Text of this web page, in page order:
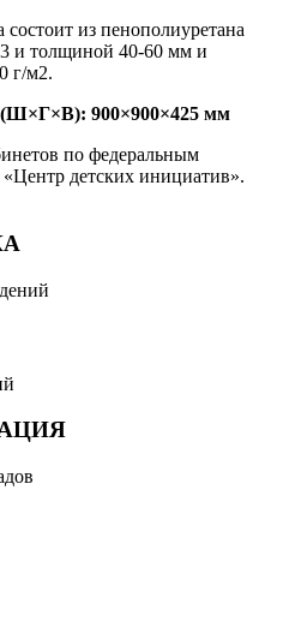
из пенополиуретана
и толщиной 40-60 мм и
г/м2.
900×900×425 мм
по федеральным
детских инициатив».